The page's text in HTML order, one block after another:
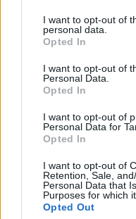
not limited to your visit
grant or deny consent to
use your data for below
consent section.
I want to opt-out of
personal data.
Opted In
I want to opt-out of
Personal Data.
Opted In
I want to opt-out of
Personal Data for
Opted In
I want to opt-out of
Retention, Sale,
Personal Data that
Purposes for which
Opted Out